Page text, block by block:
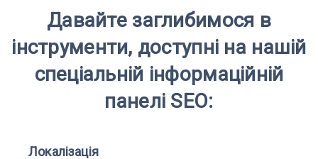
Давайте заглибимося в
інструменти, доступні на нашій
спеціальній інформаційній
панелі SEO:
Локалізація